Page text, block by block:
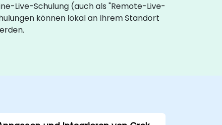
Live-Schulung (auch als "Remote-Live-
können lokal an Ihrem Standort